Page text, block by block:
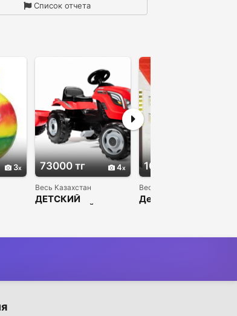
Список отчета
3 73000 тг 4
Весь Казахстан
ДЕТСКИЙ
ПЕДАЛЬНЫЙ
104000 тг
Весь Казахстан
Детские игровые